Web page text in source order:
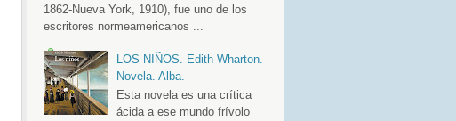
1862-Nueva York, 1910), fue uno de los
escritores normeamericanos ...
LOS NIÑOS. Edith Wharton.
Novela. Alba.
Esta novela es una crítica
ácida a ese mundo frívolo